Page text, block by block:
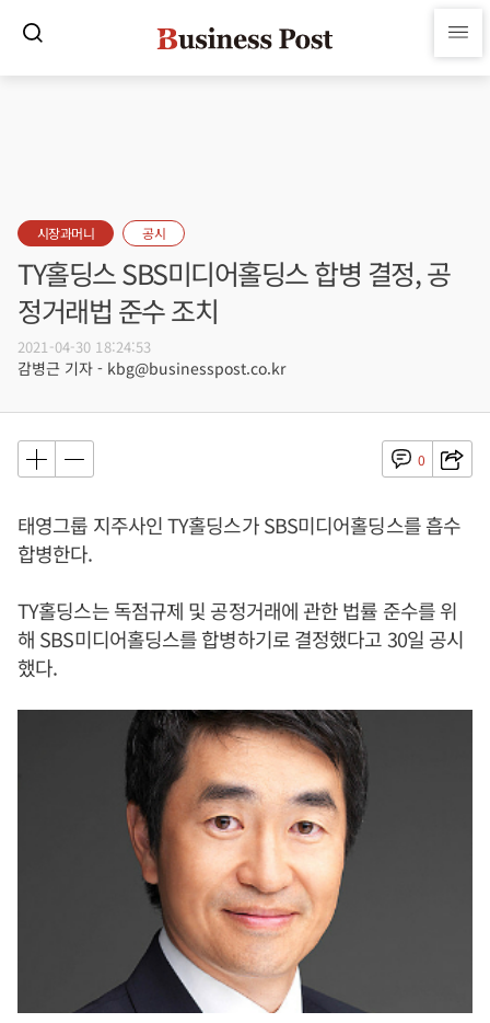
시장과머니 공시
TY홀딩스 SBS미디어홀딩스 합병 결정, 공
정거래법 준수 조치
2021-04-30 18:24:53
감병근 기자 - kbg@businesspost.co.kr
0
태영그룹 지주사인 TY홀딩스가 SBS미디어홀딩스를 흡수
합병한다.
TY홀딩스는 독점규제 및 공정거래에 관한 법률 준수를 위
해 SBS미디어홀딩스를 합병하기로 결정했다고 30일 공시
했다.